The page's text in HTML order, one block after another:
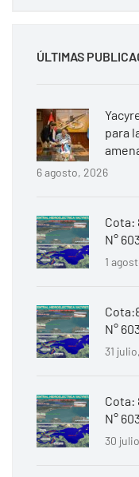
ÚLTIMAS
para
6 agosto, 2026
Cota:
N°
1
N°
31
Cota:
N°
30